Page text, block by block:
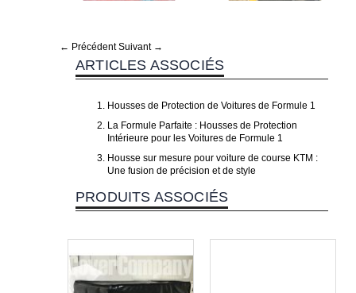
← Précédent Suivant →
ARTICLES ASSOCIÉS
Housses de Protection de Voitures de Formule 1
La Formule Parfaite : Housses de Protection
Intérieure pour les Voitures de Formule 1
Housse sur mesure pour voiture de course KTM :
Une fusion de précision et de style
PRODUITS ASSOCIÉS